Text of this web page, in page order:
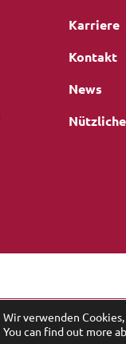
Karriere
Kontakt
News
Wir verwenden
You can find out more